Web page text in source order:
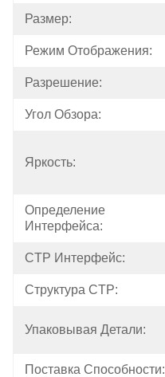
Размер:
Режим Отображения:
Разрешение:
Угол Обзора:
Яркость:
Определение
Интерфейса:
CTP Интерфейс:
Структура CTP:
Упаковывая Детали:
Поставка Способности: